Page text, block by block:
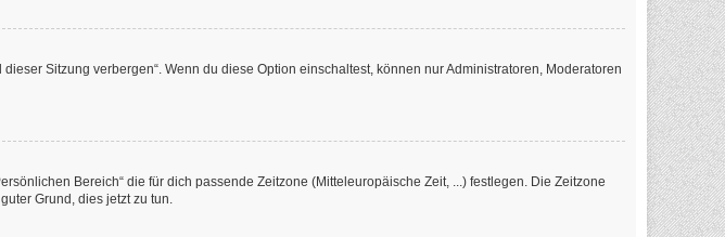
Sitzung verbergen“. Wenn du diese Option einschaltest, können nur Administratoren, Moderatoren
Bereich“ die für dich passende Zeitzone (Mitteleuropäische Zeit, ...) festlegen. Die Zeitzone
Grund, dies jetzt zu tun.